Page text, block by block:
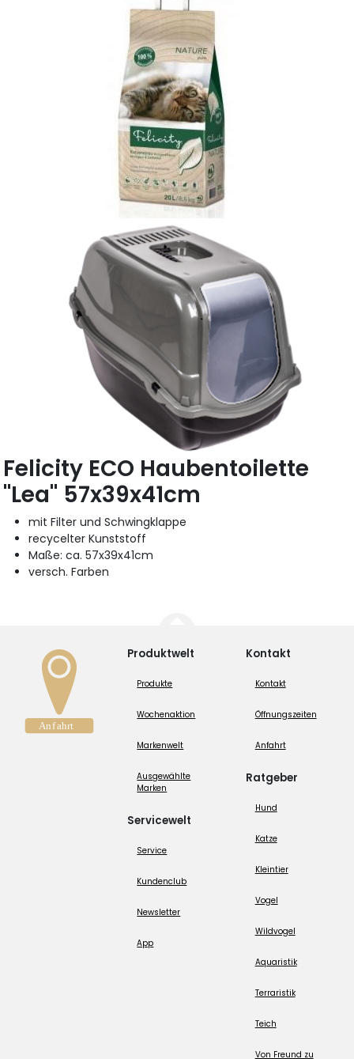
Felicity ECO Haubentoilette
"Lea" 57x39x41cm
mit Filter und Schwingklappe
recycelter Kunststoff
Maße: ca. 57x39x41cm
versch. Farben
Produktwelt
Produkte
Wochenaktion
Markenwelt
Ausgewählte
Marken
Servicewelt
Service
Kundenclub
Newsletter
App
Kontakt
Kontakt
Öffnungszeiten
Anfahrt
Ratgeber
Hund
Katze
Kleintier
Vogel
Wildvogel
Aquaristik
Terraristik
Teich
Von Freund zu